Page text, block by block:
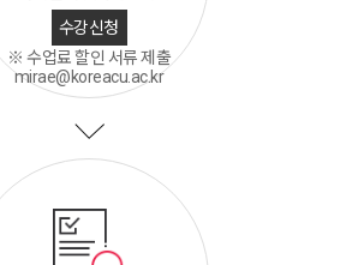
수강신청
※ 수업료 할인 서류 제출
mirae@koreacu.ac.kr